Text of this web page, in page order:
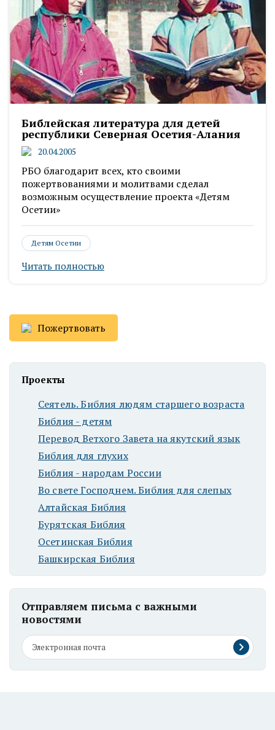
Библейская литература для детей
республики Северная Осетия-Алания
20.04.2005
РБО благодарит всех, кто своими
пожертвованиями и молитвами сделал
возможным осуществление проекта «Детям
Осетии»
Детям Осетии
Читать полностью
Пожертвовать
Проекты
Сеятель. Библия людям старшего возраста
Библия - детям
Перевод Ветхого Завета на якутский язык
Библия для глухих
Библия - народам России
Во свете Господнем. Библия для слепых
Алтайская Библия
Бурятская Библия
Осетинская Библия
Башкирская Библия
Отправляем письма с важными
новостями